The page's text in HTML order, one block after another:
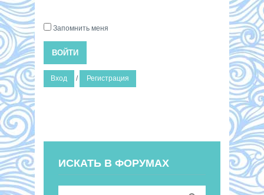
Запомнить меня
ВОЙТИ
Вход / Регистрация
ИСКАТЬ В ФОРУМАХ